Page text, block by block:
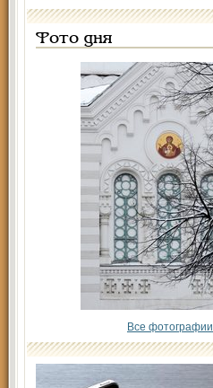
Фото дня
Все фотографии